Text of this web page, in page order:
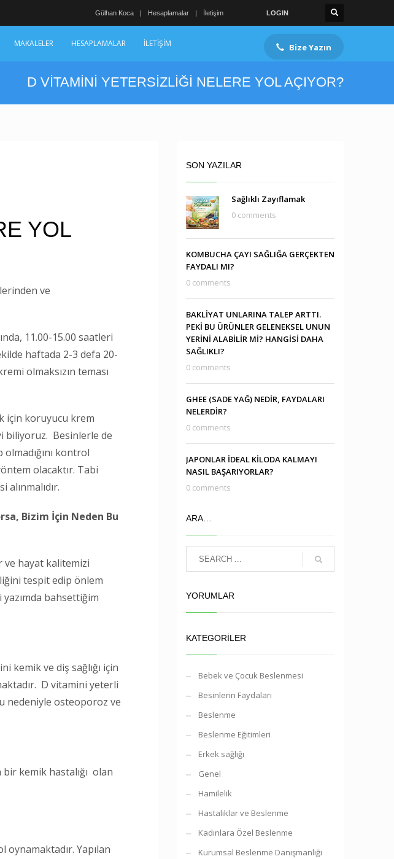
Gülhan Koca Hesaplamalar İletişim LOGIN
MAKALELER HESAPLAMALAR İLETİŞİM Bize Yazın
D VİTAMİNİ YETERSİZLİĞİ NELERE YOL AÇIYOR?
YOL
ve
11.00-15.00 saatleri
haftada 2-3 defa 20-
olmaksızın teması
için koruyucu krem
biliyoruz. Besinlerle de
kontrol
olacaktır. Tabi
Bizim İçin Neden Bu
ve hayat kalitemizi
tespit edip önlem
bahsettiğim
kemik ve diş sağlığı için
D vitamini yeterli
nedeniyle osteoporoz ve
kemik hastalığı olan
Yapılan
SON YAZILAR
Sağlıklı Zayıflamak
0 comments
KOMBUCHA ÇAYI SAĞLIĞA GERÇEKTEN
FAYDALI MI?
0 comments
BAKLİYAT UNLARINA TALEP ARTTI.
PEKİ BU ÜRÜNLER GELENEKSEL UNUN
YERİNİ ALABİLİR Mİ? HANGİSİ DAHA
SAĞLIKLI?
0 comments
GHEE (SADE YAĞ) NEDİR, FAYDALARI
NELERDİR?
0 comments
JAPONLAR İDEAL KİLODA KALMAYI
NASIL BAŞARIYORLAR?
0 comments
ARA…
YORUMLAR
KATEGORILER
Bebek ve Çocuk Beslenmesi
Besinlerin Faydaları
Beslenme
Beslenme Eğitimleri
Erkek sağlığı
Genel
Hamilelik
Hastalıklar ve Beslenme
Kadınlara Özel Beslenme
Kurumsal Beslenme Danışmanlığı